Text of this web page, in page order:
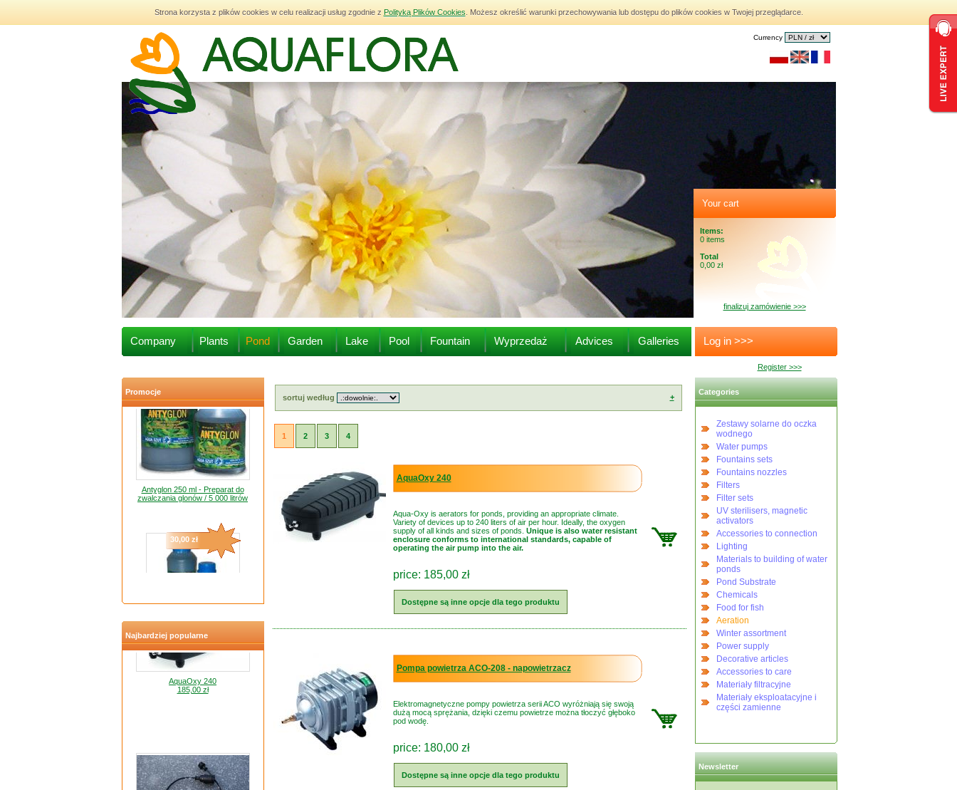
Strona korzysta z plików cookies w celu realizacji usług zgodnie z Polityką Plików Cookies . Możesz określić warunki przechowywania lub dostępu do plików cookies w Twojej przeglądarce.
Currency
Your cart
Items:
0 items
Total
0,00 zł
finalizuj zamówienie >>>
Company Plants Pond Garden Lake Pool Fountain Wyprzedaż Advices Galleries Log in >>>
Register >>>
Promocje
20,00 zł
Antyglon 250 ml - Preparat do
zwalczania glonów / 5 000 litrów
zwalczania glonów / 10 000 litrów
Najbardziej popularne
AquaOxy 240
185,00 zł
sortuj według +
1 2 3 4
AquaOxy 240
Aqua-Oxy is aerators for ponds, providing an appropriate climate.
Variety of devices up to 240 liters of air per hour. Ideally, the oxygen
supply of all kinds and sizes of ponds. Unique is also water resistant
enclosure conforms to international standards, capable of
operating the air pump into the air.
price: 185,00 zł
Dostępne są inne opcje dla tego produktu
Pompa powietrza ACO-208 - napowietrzacz
Elektromagnetyczne pompy powietrza serii ACO wyróżniają się swoją
dużą mocą sprężania, dzięki czemu powietrze można tłoczyć głęboko
pod wodę.
price: 180,00 zł
Dostępne są inne opcje dla tego produktu
Categories
Zestawy solarne do oczka
wodnego
Water pumps
Fountains sets
Fountains nozzles
Filters
Filter sets
UV sterilisers, magnetic
activators
Accessories to connection
Lighting
Materials to building of water
ponds
Pond Substrate
Chemicals
Food for fish
Aeration
Winter assortment
Power supply
Decorative articles
Accessories to care
Materiały filtracyjne
Materiały eksploatacyjne i
części zamienne
Newsletter